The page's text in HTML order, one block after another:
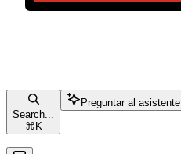
Search...
⌘ K
Preguntar al asistente